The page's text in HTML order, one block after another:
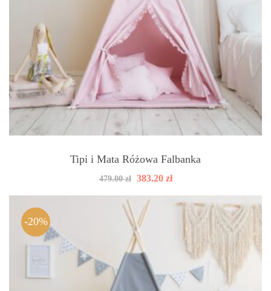
Tipi i Mata Różowa Falbanka
479.00zł
Pierwotna
wynosiła:
479.00 zł.
383.20 złAktualna
wynosi:
383.20 zł.
-20%